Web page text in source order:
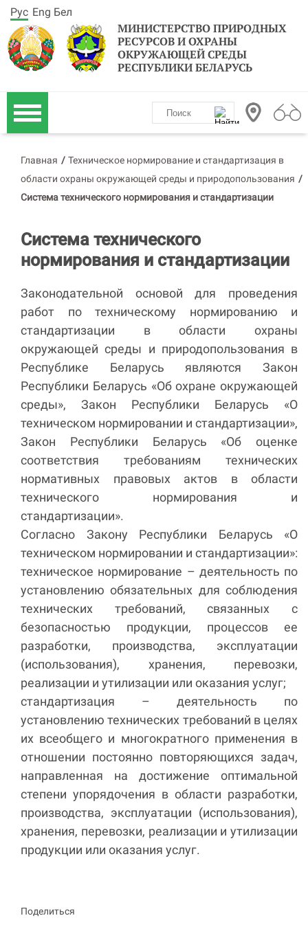
МИНИСТЕРСТВО ПРИРОДНЫХ
РЕСУРСОВ И ОХРАНЫ
ОКРУЖАЮЩЕЙ СРЕДЫ
РЕСПУБЛИКИ БЕЛАРУСЬ
Рус Eng Бел
Главная / Техническое нормирование и стандартизация в
области охраны окружающей среды и природопользования /
Система технического нормирования и стандартизации
Система технического
нормирования и стандартизации
Законодательной основой для проведения
работ по техническому нормированию и
стандартизации в области охраны
окружающей среды и природопользования в
Республике Беларусь являются Закон
Республики Беларусь «Об охране окружающей
среды», Закон Республики Беларусь «О
техническом нормировании и стандартизации»,
Закон Республики Беларусь «Об оценке
соответствия требованиям технических
нормативных правовых актов в области
технического нормирования и
стандартизации».
Согласно Закону Республики Беларусь «О
техническом нормировании и стандартизации»:
техническое нормирование – деятельность по
установлению обязательных для соблюдения
технических требований, связанных с
безопасностью продукции, процессов ее
разработки, производства, эксплуатации
(использования), хранения, перевозки,
реализации и утилизации или оказания услуг;
стандартизация – деятельность по
установлению технических требований в целях
их всеобщего и многократного применения в
отношении постоянно повторяющихся задач,
направленная на достижение оптимальной
степени упорядочения в области разработки,
производства, эксплуатации (использования),
хранения, перевозки, реализации и утилизации
продукции или оказания услуг.
Поделиться